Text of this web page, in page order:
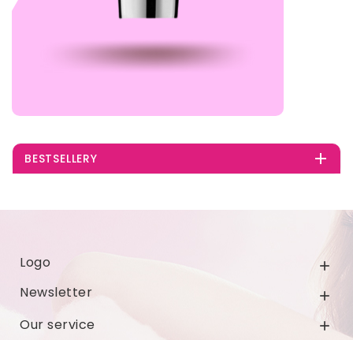
BESTSELLERY 
Logo 
Newsletter 
Our service 